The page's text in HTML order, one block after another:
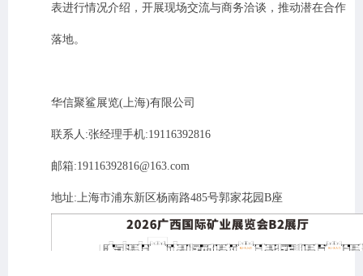
表进行情况介绍，开展现场交流与商务洽谈，推动潜在合作
落地。
华信聚鲨展览( 上海)有限公司
联系人 :张经理手机:19116392816
邮箱:19116392816@163.com
地址: 上海市浦东新区杨南路485号郭家花园 B座